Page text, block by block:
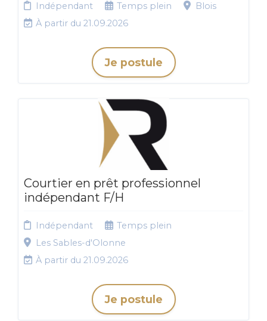
Indépendant Temps plein
Blois
À partir du 21.09.2026
Je postule
Courtier en prêt professionnel
indépendant F/H
Indépendant
Temps plein
Les Sables-d'Olonne
À partir du 21.09.2026
Je postule